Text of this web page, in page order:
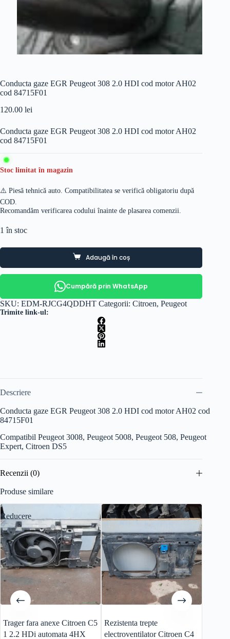
Conducta gaze EGR Peugeot 308 2.0 HDI cod motor AH02
cod 84715F01
120.00 lei
Conducta gaze EGR Peugeot 308 2.0 HDI cod motor AH02
cod 84715F01
Stoc limitat în magazin
⚠️ Piesă tehnică auto. Compatibilitatea se verifică obligatoriu după
COD.
Recomandăm verificarea codului înainte de plasarea comenzii.
1 în stoc
Adaugă în coș
Cumpără prin WhatsApp
SKU: EDM-RJCG4QDDHT Categorii: Citroen, Peugeot
Trimite link-ul:
Descriere
Conducta gaze EGR Peugeot 308 2.0 HDI cod motor AH02 cod
84715F01
Compatibil Peugeot 3008, Peugeot 5008, Peugeot 508, Peugeot
Expert, Citroen DS5
Recenzii (0)
Produse similare
Reducere
Trager fara anexe Citroen C5
1 2.2 HDi automata 4HX
Rezistenta trepte
electroventilator Citroen C4